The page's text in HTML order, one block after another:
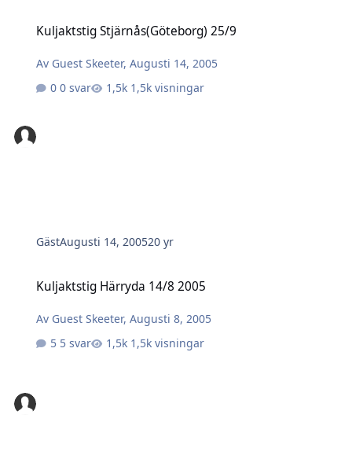
Kuljaktstig Stjärnås(Göteborg) 25/9
Av Guest Skeeter,Augusti 14, 2005
0 svar
1,5k visningar
GästAugusti 14, 200520 yr
Kuljaktstig Härryda 14/8 2005
Av Guest Skeeter,Augusti 8, 2005
5 svar
1,5k visningar